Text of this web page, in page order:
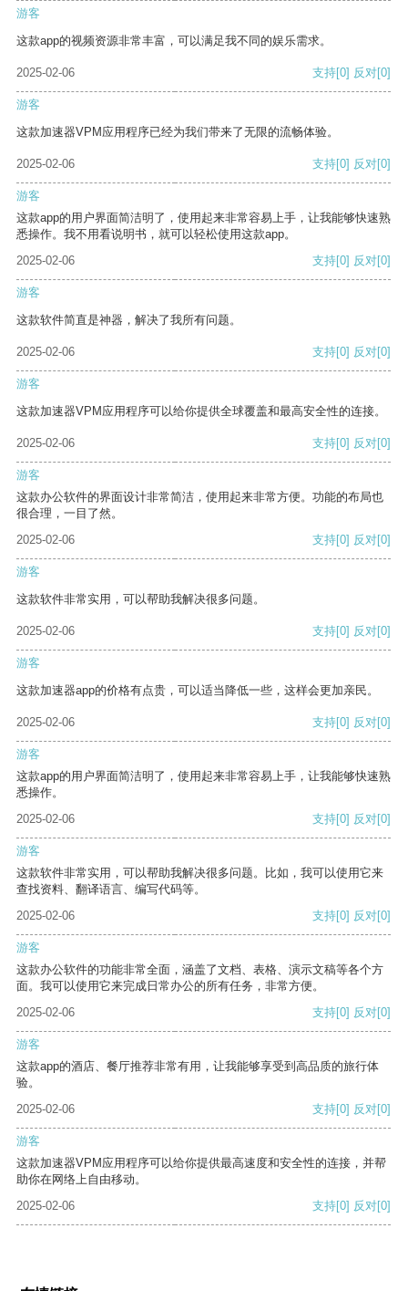
游客
这款app的视频资源非常丰富，可以满足我不同的娱乐需求。
2025-02-06 支持[0] 反对[0]
游客
这款加速器VPM应用程序已经为我们带来了无限的流畅体验。
2025-02-06 支持[0] 反对[0]
游客
这款app的用户界面简洁明了，使用起来非常容易上手，让我能够快速熟
悉操作。我不用看说明书，就可以轻松使用这款app。
2025-02-06
支持[0] 反对[0]
游客
这款软件简直是神器，解决了我所有问题。
2025-02-06 支持[0] 反对[0]
游客
这款加速器VPM应用程序可以给你提供全球覆盖和最高安全性的连接。
2025-02-06 支持[0] 反对[0]
游客
这款办公软件的界面设计非常简洁，使用起来非常方便。功能的布局也
很合理，一目了然。
2025-02-06
支持[0] 反对[0]
游客
这款软件非常实用，可以帮助我解决很多问题。
2025-02-06 支持[0] 反对[0]
游客
这款加速器app的价格有点贵，可以适当降低一些，这样会更加亲民。
2025-02-06 支持[0] 反对[0]
游客
这款app的用户界面简洁明了，使用起来非常容易上手，让我能够快速熟
悉操作。
2025-02-06
支持[0] 反对[0]
游客
这款软件非常实用，可以帮助我解决很多问题。比如，我可以使用它来
查找资料、翻译语言、编写代码等。
2025-02-06
支持[0] 反对[0]
游客
这款办公软件的功能非常全面，涵盖了文档、表格、演示文稿等各个方
面。我可以使用它来完成日常办公的所有任务，非常方便。
2025-02-06
支持[0] 反对[0]
游客
这款app的酒店、餐厅推荐非常有用，让我能够享受到高品质的旅行体
验。
2025-02-06
支持[0] 反对[0]
游客
这款加速器VPM应用程序可以给你提供最高速度和安全性的连接，并帮
助你在网络上自由移动。
2025-02-06
支持[0] 反对[0]